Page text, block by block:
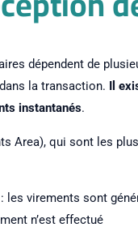
dépendent de
la transaction. Il
instantanés.
Area), qui sont les
virements sont
n’est effectué